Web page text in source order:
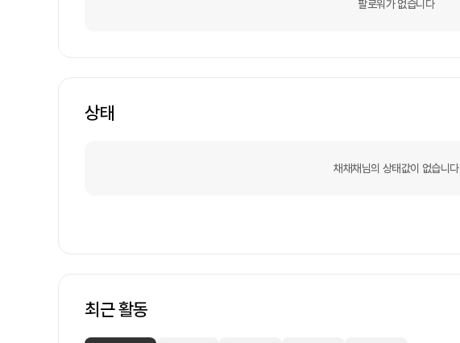
팔로워가 없습니다
상태
채채채님의 상태값이 없습니다
최근 활동